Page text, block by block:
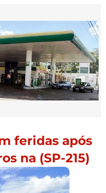
feridas após
na (SP-215)